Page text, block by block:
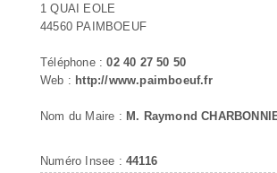
1 QUAI EOLE
44560 PAIMBOEUF
Téléphone :02 40 27 50 50
Web : http://www.paimboeuf.fr
Nom du Maire : M. Raymond
Numéro Insee : 44116